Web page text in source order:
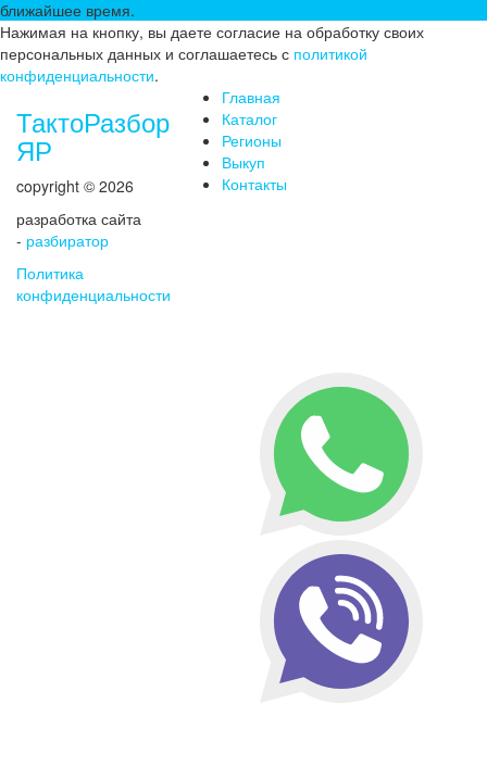
ближайшее время.
Нажимая на кнопку, вы даете согласие на обработку своих
персональных данных и соглашаетесь с политикой
конфиденциальности.
ТактоРазбор
ЯР
copyright © 2026
разработка сайта
- разбиратор
Политика
конфиденциальности
Главная
Каталог
Регионы
Выкуп
Контакты